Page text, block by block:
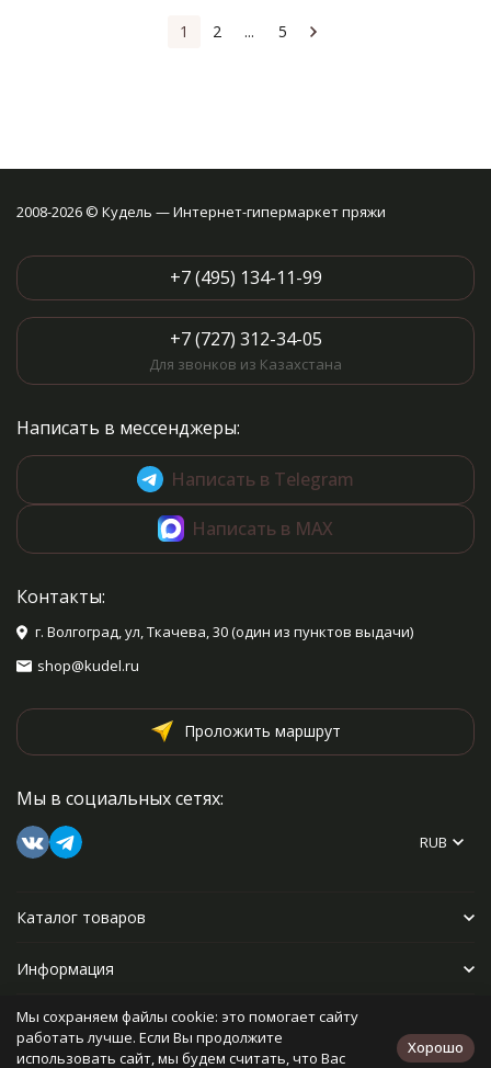
1 2 ... 5
2008-2026 © Кудель — Интернет-гипермаркет пряжи
+7 (495) 134-11-99
+7 (727) 312-34-05
Для звонков из Казахстана
Написать в мессенджеры:
Написать в Telegram
Написать в MAX
Контакты:
г. Волгоград, ул, Ткачева, 30 (один из пунктов выдачи)
shop@kudel.ru
Проложить маршрут
Мы в социальных сетях:
RUB
Каталог товаров
Информация
Прочее
Мы сохраняем файлы cookie: это помогает сайту
работать лучше. Если Вы продолжите
использовать сайт, мы будем считать, что Вас
Хорошо